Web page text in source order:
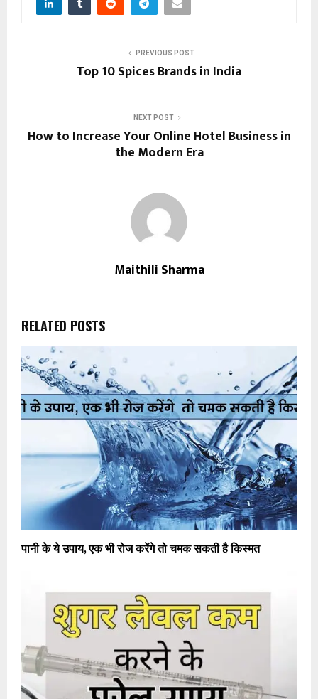
PREVIOUS POST
Top 10 Spices Brands in India
NEXT POST
How to Increase Your Online Hotel Business in
the Modern Era
Maithili Sharma
RELATED POSTS
पानी के ये उपाय, एक भी रोज करेंगे तो चमक सकती है किस्मत